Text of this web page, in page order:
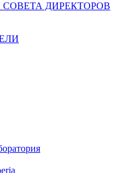
ДИРЕКТОРОВ